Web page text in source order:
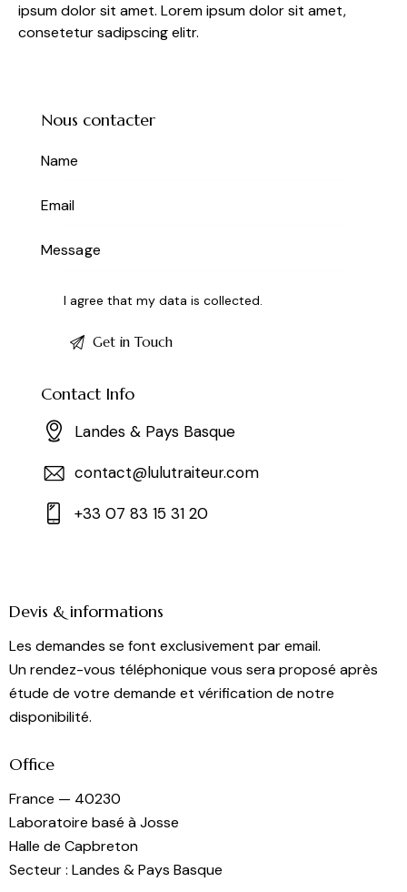
ipsum dolor sit amet. Lorem ipsum dolor sit amet,
consetetur sadipscing elitr.
Nous contacter
I agree that my data iscollected.
Contact Info
Landes & Pays Basque
contact@lulutraiteur.com
+33 07 83 15 31 20
Devis & informations
Les demandes se font exclusivement par email.
Un rendez-vous téléphonique vous sera proposé après
étude de votre demande et vérification de notre
disponibilité.
Office
France — 40230
Laboratoire basé à Josse
Halle de Capbreton
Secteur : Landes & Pays Basque